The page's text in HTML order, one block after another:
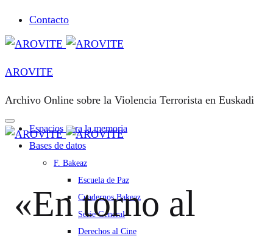
Contacto
AROVITE
Archivo Online sobre la Violencia Terrorista en Euskadi
Espacios para la memoria
Bases de datos
F. Bakeaz
Escuela de Paz
Cuadernos Bakeaz
Serie General
Derechos al Cine
«En torno al